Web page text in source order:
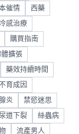
催情 西藥
感治療
購買指南
體擴張
藥效持續時間
育成因
炎 禁慾迷思
尿道下裂 絲蟲病
流產男人